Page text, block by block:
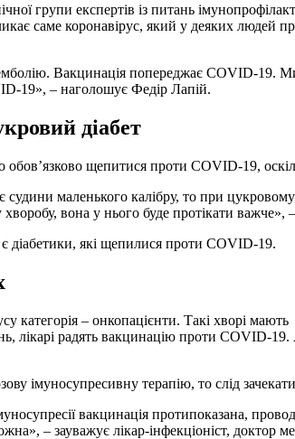
групи експертів із питань
саме коронавірус, який у деяких людей
Вакцинація попереджає COVID-19.
19», – наголошує Федір Лапій.
діабет
обов’язково щепитися проти COVID-19,
судини маленького калібру, то при
вона у нього буде протікати важче»,
діабетики, які щепилися проти COVID-19.
категорія – онкопацієнти. Такі хворі
лікарі радять вакцинацію проти COVID-
імуносупресивну терапію, то слід
вакцинація протипоказана,
– зауважує лікар-інфекціоніст, доктор